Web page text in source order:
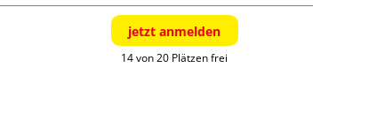
jetzt anmelden
14 von 20 Plätzen frei